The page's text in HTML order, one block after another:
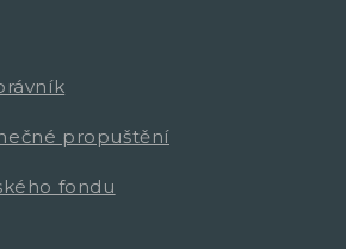
propuštění
fondu